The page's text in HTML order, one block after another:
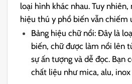
loại hình khác nhau. Tuy
hiệu thú y phổ biến vẫn chiếm
Bảng hiệu chữ nổi: Đây là
biến, chữ được làm nổi lên
sự ấn tượng và dễ đọc. Bạn
chất liệu như mica, alu,